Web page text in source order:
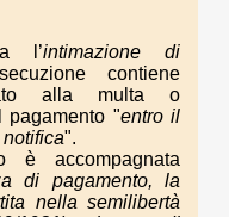
l’intimazione di
contiene
alla multa o
pagamento "entro il
".
è accompagnata
di pagamento, la
nella semilibertà